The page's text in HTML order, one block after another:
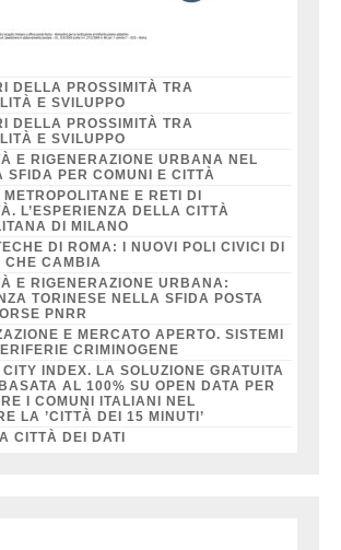
DELLA PROSSIMITÀ TRA
E SVILUPPO
DELLA PROSSIMITÀ TRA
E SVILUPPO
E RIGENERAZIONE URBANA NEL
SFIDA PER COMUNI E CITTÀ
E RETI DI
L’ESPERIENZA DELLA CITTÀ
DI MILANO
DI ROMA: I NUOVI POLI CIVICI DI
CHE CAMBIA
E RIGENERAZIONE URBANA:
TORINESE NELLA SFIDA POSTA
PNRR
E MERCATO APERTO. SISTEMI
CRIMINOGENE
INDEX. LA SOLUZIONE GRATUITA
AL 100% SU OPEN DATA PER
I COMUNI ITALIANI NEL
LA ’CITTÀ DEI 15 MINUTI’
CITTÀ DEI DATI